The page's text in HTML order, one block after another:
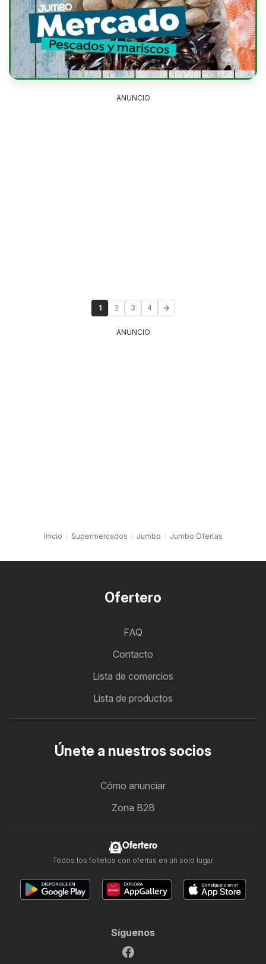
ANUNCIO
1 2 3 4
ANUNCIO
Inicio Supermercados Jumbo Jumbo Ofertas
Ofertero
FAQ
Contacto
Lista de comercios
Lista de productos
Únete a nuestros socios
Cómo anunciar
Zona B2B
Ofertero
Todos los folletos con ofertas en un solo lugar
Síguenos